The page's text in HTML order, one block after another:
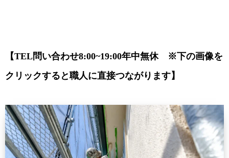
【TEL問い合わせ8:00~19:00年中無休 ※下の画像を
クリックすると職人に直接つながります】